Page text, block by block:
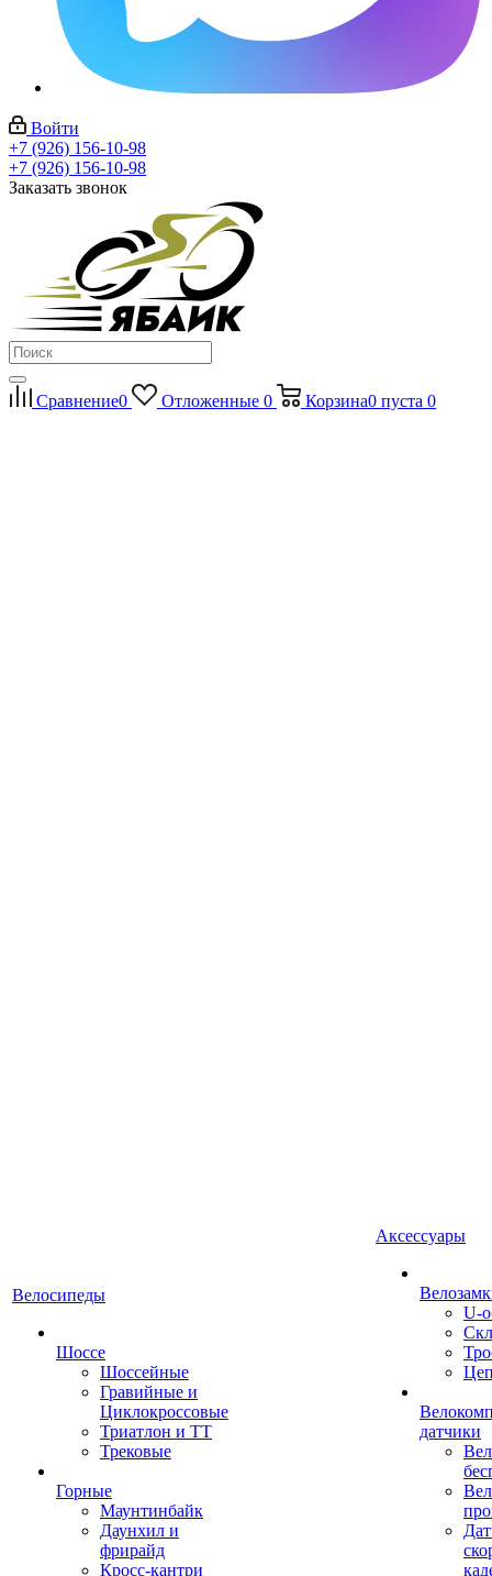
Войти
+7 (926) 156-10-98
+7 (926) 156-10-98
Заказать звонок
Сравнение0 Отложенные 0 Корзина0 пуста 0
Велосипеды
Шоссе
Шоссейные
Гравийные и
Циклокроссовые
Триатлон и ТТ
Трековые
Горные
Маунтинбайк
Даунхил и
фрирайд
Кросс-кантри
Аксессуары
U-
датчики